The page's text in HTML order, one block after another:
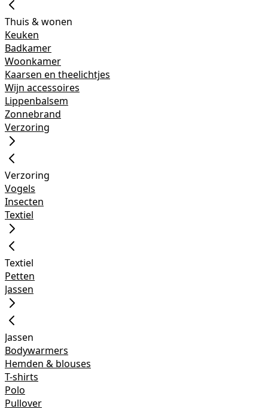
Thuis & wonen
Keuken
Badkamer
Woonkamer
Kaarsen en theelichtjes
Wijn accessoires
Lippenbalsem
Zonnebrand
Verzoring
Verzoring
Vogels
Insecten
Textiel
Textiel
Petten
Jassen
Jassen
Bodywarmers
Hemden & blouses
T-shirts
Polo
Pullover